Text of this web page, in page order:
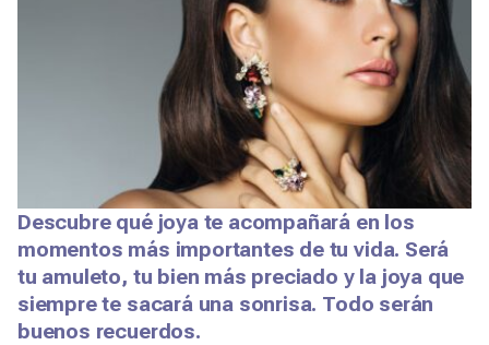
Descubre qué joya te acompañará en los
momentos más importantes de tu vida. Será
tu amuleto, tu bien más preciado y la joya que
siempre te sacará una sonrisa. Todo serán
buenos recuerdos.